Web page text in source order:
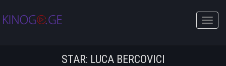
Toggle
STAR: LUCA BERCOVICI